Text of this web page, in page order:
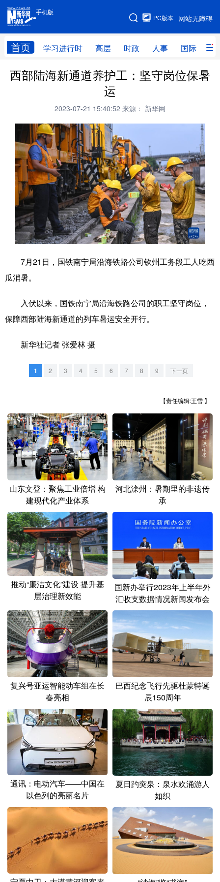
手机版
网站无障碍
PC版本
首页 学习进行时 高层 时政 人事 国际 财
手机版
网站地图
学习进行时 高层 时政 人事
全球连线
科技 科创
文化 书画 健康 军事
访谈 视频 图片 政务
法律 中央文件 金融 汽车
食品 人居 信息化 数字经济
学术中国 乡村振兴 银龄 溯源中国
城市 旅游 能源 会展
彩票
公益 一带一路 亚太网 上市公司
文化产业
江苏
浙江 安徽 福建 江西
山东 河南 湖北 湖南
广东 广西 海南 重庆
四川 贵州 云南 西藏
陕西 甘肃
新疆 内蒙古 黑龙江
多语种频道
English Español Français عربى
Deutsch Português
西部陆海新通道养护工：坚守岗位保暑
运
2023-07-21 15:40:52 来源： 新华网
7月21日，国铁南宁局沿海铁路公司钦州工务段工人吃西
瓜消暑。
入伏以来，国铁南宁局沿海铁路公司的职工坚守岗位，
保障西部陆海新通道的列车暑运安全开行。
新华社记者 张爱林 摄
1 2 3 4 5 6 7 8 9 下一页
【责任编辑:王雪 】
山东文登：聚焦工业倍增 构
建现代化产业体系
河北滦州：暑期里的非遗传
承
推动“廉洁文化”建设 提升基
层治理新效能
国新办举行2023年上半年外
汇收支数据情况新闻发布会
复兴号亚运智能动车组在长
春亮相
巴西纪念飞行先驱杜蒙特诞
辰150周年
通讯：电动汽车——中国在
以色列的亮丽名片
夏日趵突泉：泉水欢涌游人
如织